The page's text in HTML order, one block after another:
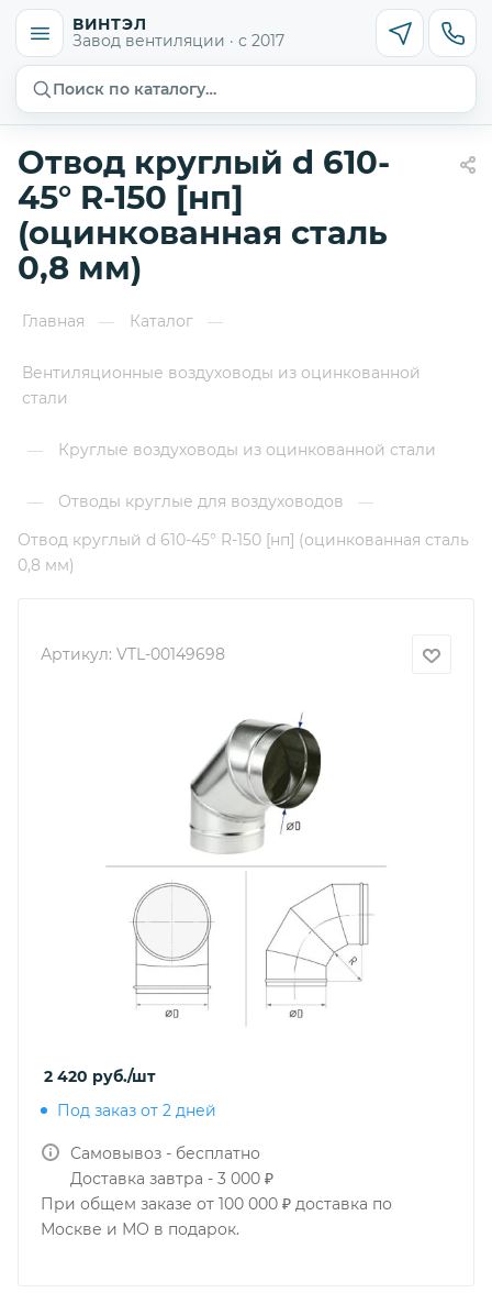
ВИНТЭЛ
Завод вентиляции · с 2017
Поиск по каталогу…
Отвод круглый d 610-
45° R-150 [нп]
(оцинкованная сталь
0,8 мм)
Главная — Каталог —
Вентиляционные воздуховоды из оцинкованной
стали
— Круглые воздуховоды из оцинкованной стали
— Отводы круглые для воздуховодов
—
Отвод круглый d 610-45° R-150 [нп] (оцинкованная сталь
0,8 мм)
Артикул: VTL-00149698
2 420 руб./шт
Под заказ от 2 дней
Самовывоз - бесплатно
Доставка завтра - 3 000 ₽
При общем заказе от 100 000 ₽ доставка по
Москве и МО в подарок.